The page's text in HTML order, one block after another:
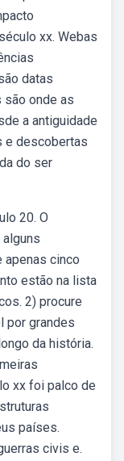
xx. Webas
datas
são onde as
a antiguidade
e descobertas
do ser
20. O
cinco
estão na lista
2) procure
por grandes
da história.
xx foi palco de
países.
civis e.